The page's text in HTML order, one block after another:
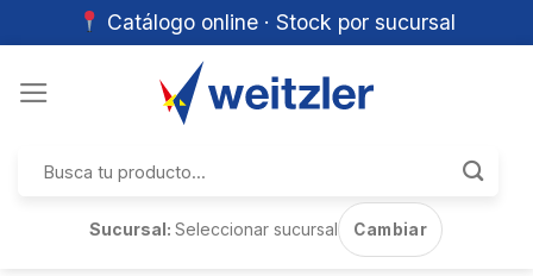
Catálogo online · Stock por sucursal
por:
Sucursal:Seleccionar sucursal Cambiar